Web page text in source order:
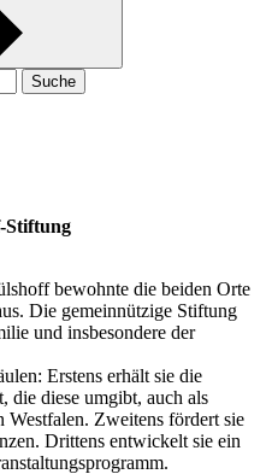
Suche
Stiftung
bewohnte die beiden Orte
Die gemeinnützige Stiftung
und insbesondere der
Erstens erhält sie die
die diese umgibt, auch als
Zweitens fördert sie
Drittens entwickelt sie ein